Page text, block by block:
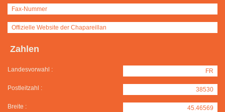
Fax-Nummer
Offizielle Website der Chapareillan
Zahlen
Landesvorwahl : FR
Postleitzahl : 38530
Breite : 45.46569